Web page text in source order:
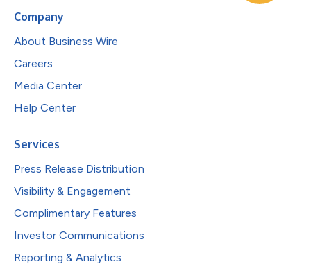
Company
About Business Wire
Careers
Media Center
Help Center
Services
Press Release Distribution
Visibility & Engagement
Complimentary Features
Investor Communications
Reporting & Analytics